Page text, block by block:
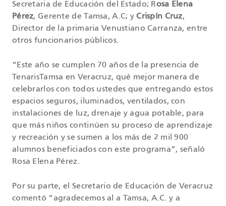
Secretaria de Educación del Estado; Rosa Elena
Pérez, Gerente de Tamsa, A.C; y Crispín Cruz,
Director de la primaria Venustiano Carranza, entre
otros funcionarios públicos.
“Este año se cumplen 70 años de la presencia de
TenarisTamsa en Veracruz, qué mejor manera de
celebrarlos con todos ustedes que entregando estos
espacios seguros, iluminados, ventilados, con
instalaciones de luz, drenaje y agua potable, para
que más niños continúen su proceso de aprendizaje
y recreación y se sumen a los más de 2 mil 900
alumnos beneficiados con este programa”, señaló
Rosa Elena Pérez.
Por su parte, el Secretario de Educación de Veracruz
comentó “agradecemos al a Tamsa, A.C. y a